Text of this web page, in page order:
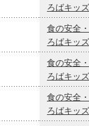
ろばキッ
食の安全
ろばキッ
食の安全
ろばキッ
食の安全
ろばキッ